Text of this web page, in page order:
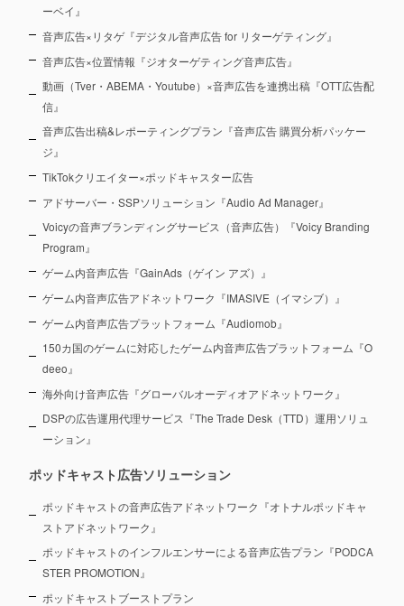
ーベイ』
音声広告×リタゲ『デジタル音声広告 for リターゲティング』
音声広告×位置情報『ジオターゲティング音声広告』
動画（Tver・ABEMA・Youtube）×音声広告を連携出稿『OTT広告配
信』
音声広告出稿&レポーティングプラン『音声広告 購買分析パッケー
ジ』
TikTokクリエイター×ポッドキャスター広告
アドサーバー・SSPソリューション『Audio Ad Manager』
Voicyの音声ブランディングサービス（音声広告）『Voicy Branding
Program』
ゲーム内音声広告『GainAds（ゲイン アズ）』
ゲーム内音声広告アドネットワーク『IMASIVE（イマシブ）』
ゲーム内音声広告プラットフォーム『Audiomob』
150カ国のゲームに対応したゲーム内音声広告プラットフォーム『O
deeo』
海外向け音声広告『グローバルオーディオアドネットワーク』
DSPの広告運用代理サービス『The Trade Desk（TTD）運用ソリュ
ーション』
ポッドキャスト広告ソリューション
ポッドキャストの音声広告アドネットワーク『オトナルポッドキャ
ストアドネットワーク』
ポッドキャストのインフルエンサーによる音声広告プラン『PODCA
STER PROMOTION』
ポッドキャストブーストプラン